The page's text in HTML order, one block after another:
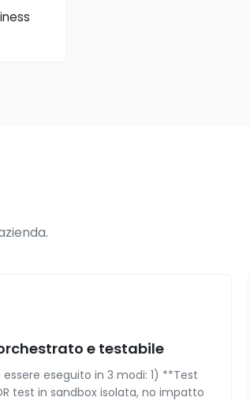
e testabile
essere eseguito in 3 modi: 1) **Test
test in sandbox isolata, no impatto